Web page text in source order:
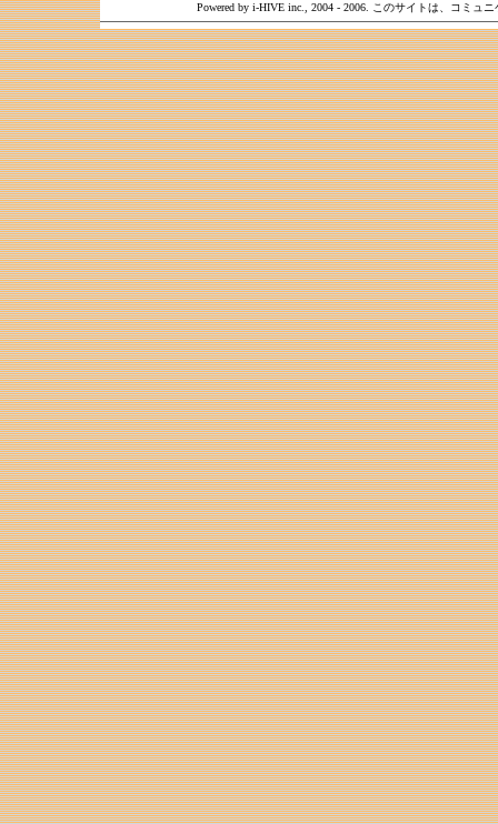
Powered by i-HIVE inc., 2004 - 2006. このサイトは、コミュ